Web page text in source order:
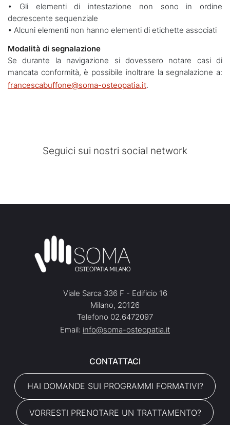
• Gli elementi di intestazione non sono in ordine
decrescente sequenziale
• Alcuni elementi non hanno elementi di etichette associati
Modalità di segnalazione
Se durante la navigazione si dovessero notare casi di
mancata conformità, è possibile inoltrare la segnalazione a:
francescabuffone@soma-osteopatia.it.
Seguici sui nostri social network
Viale Sarca 336 F - Edificio 16
Milano, 20126
Telefono 02.6472097
Email: info@soma-osteopatia.it
CONTATTACI
HAI DOMANDE SUI PROGRAMMI FORMATIVI?
VORRESTI PRENOTARE UN TRATTAMENTO?